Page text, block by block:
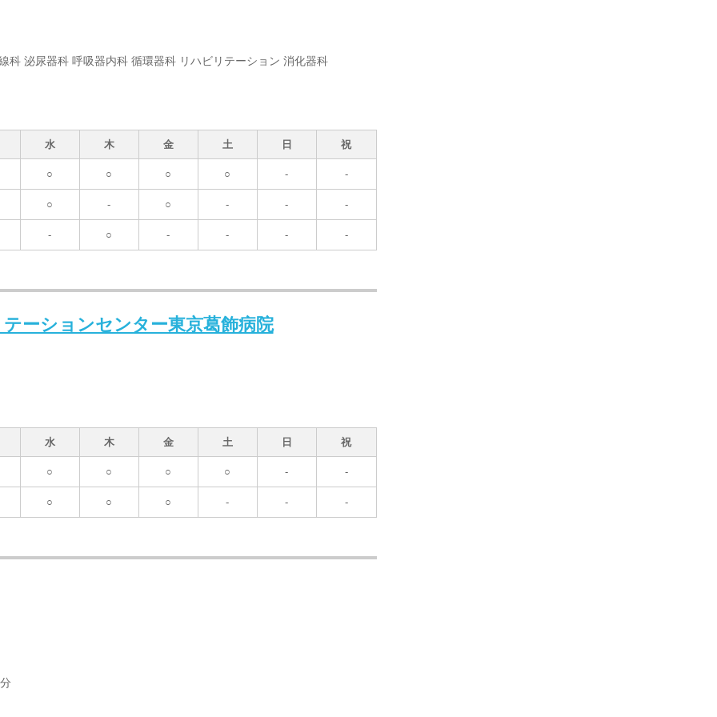
科 泌尿器科 呼吸器内科 循環器科 リハビリテーション 消化器科
水 木 金 土 日 祝
○ ○ ○ ○ - -
○ - ○ - - -
- ○ - - - -
ーションセンター東京葛飾病院
水 木 金 土 日 祝
○ ○ ○ ○ - -
○ ○ ○ - - -